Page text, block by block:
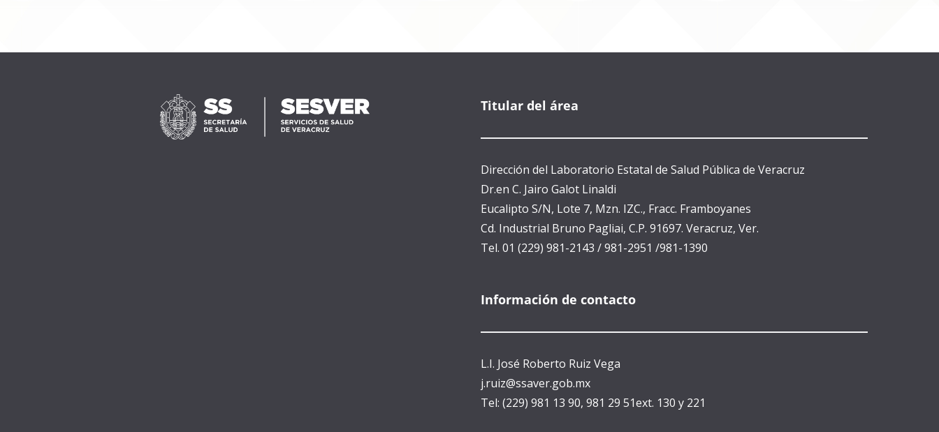
Titular del área
Dirección del Laboratorio Estatal de Salud Pública de Veracruz
Dr.en C. Jairo Galot Linaldi
Eucalipto S/N, Lote 7, Mzn. IZC., Fracc. Framboyanes
Cd. Industrial Bruno Pagliai, C.P. 91697. Veracruz, Ver.
Tel. 01 (229) 981-2143 / 981-2951 /981-1390
Información de contacto
L.I. José Roberto Ruiz Vega
j.ruiz@ssaver.gob.mx
Tel: (229) 981 13 90, 981 29 51ext. 130 y 221